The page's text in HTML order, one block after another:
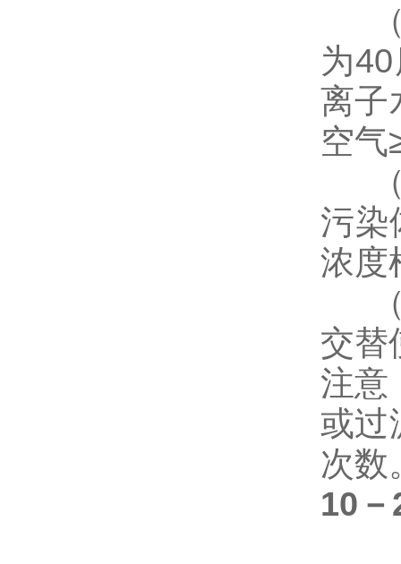
（
为
离子
空
（
污染
浓度
（
交替
注意
或过
次数
10